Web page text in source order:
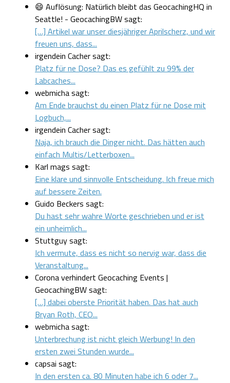
😄 Auflösung: Natürlich bleibt das GeocachingHQ in
Seattle! - GeocachingBW sagt:
[…] Artikel war unser diesjähriger Aprilscherz, und wir
freuen uns, dass...
irgendein Cacher sagt:
Platz für ne Dose? Das es gefühlt zu 99% der
Labcaches...
webmicha sagt:
Am Ende brauchst du einen Platz für ne Dose mit
Logbuch,...
irgendein Cacher sagt:
Naja, ich brauch die Dinger nicht. Das hätten auch
einfach Multis/Letterboxen...
Karl mags sagt:
Eine klare und sinnvolle Entscheidung. Ich freue mich
auf bessere Zeiten.
Guido Beckers sagt:
Du hast sehr wahre Worte geschrieben und er ist
ein unheimlich...
Stuttguy sagt:
Ich vermute, dass es nicht so nervig war, dass die
Veranstaltung...
Corona verhindert Geocaching Events |
GeocachingBW sagt:
[…] dabei oberste Priorität haben. Das hat auch
Bryan Roth, CEO...
webmicha sagt:
Unterbrechung ist nicht gleich Werbung! In den
ersten zwei Stunden wurde...
capsai sagt:
In den ersten ca. 80 Minuten habe ich 6 oder 7...